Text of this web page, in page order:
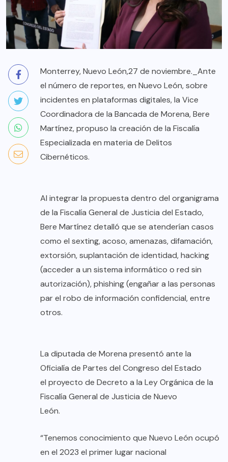
Monterrey, Nuevo León,27 de noviembre._Ante
el número de reportes, en Nuevo León, sobre
incidentes en plataformas digitales, la Vice
Coordinadora de la Bancada de Morena, Bere
Martínez, propuso la creación de la Fiscalía
Especializada en materia de Delitos
Cibernéticos.
Al integrar la propuesta dentro del organigrama
de la Fiscalía General de Justicia del Estado,
Bere Martínez detalló que se atenderían casos
como el sexting, acoso, amenazas, difamación,
extorsión, suplantación de identidad, hacking
(acceder a un sistema informático o red sin
autorización), phishing (engañar a las personas
par el robo de información confidencial, entre
otros.
La diputada de Morena presentó ante la
Oficialía de Partes del Congreso del Estado
el proyecto de Decreto a la Ley Orgánica de la
Fiscalía General de Justicia de Nuevo
León.
“Tenemos conocimiento que Nuevo León ocupó
en el 2023 el primer lugar nacional